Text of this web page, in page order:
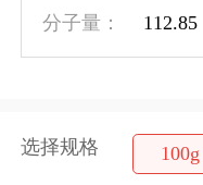
分子量：
112.85
选择规格 100g